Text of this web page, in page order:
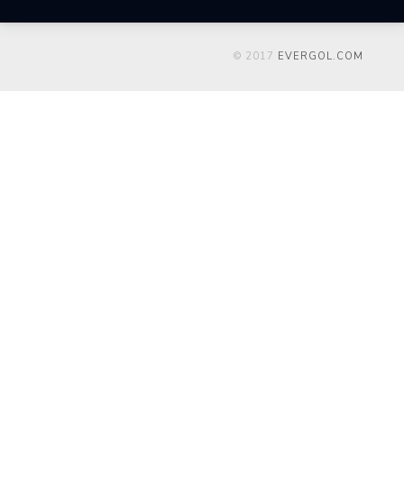
© 2017 EVERGOL.COM